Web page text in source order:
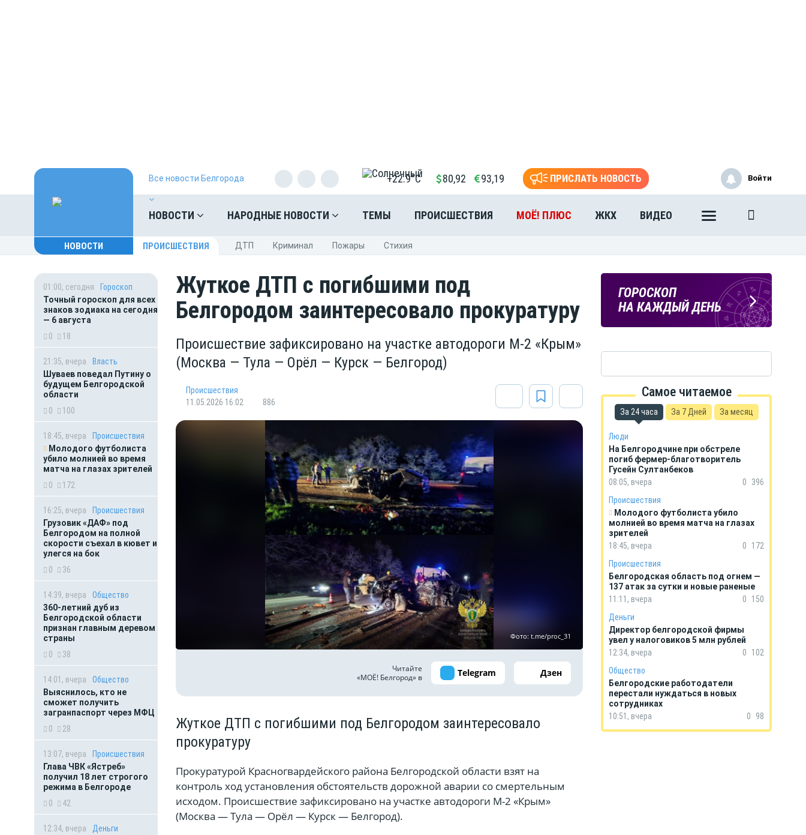
Все новости Белгорода +22.9°C 80,92 93,19 ПРИСЛАТЬ НОВОСТЬ
НОВОСТИ НАРОДНЫЕ НОВОСТИ ТЕМЫ ПРОИСШЕСТВИЯ МОЁ! ПЛЮС ЖКХ ВИДЕО
Войти
НОВОСТИ ПРОИСШЕСТВИЯ ДТП Криминал Пожары Стихия
01:00, сегодня
Гороскоп
Точный гороскоп для всех
знаков зодиака на сегодня
— 6 августа
0
18
21:35, вчера
Власть
Шуваев поведал Путину о
будущем Белгородской
области
0
100
18:45, вчера
Происшествия
Молодого футболиста
убило молнией во время
матча на глазах зрителей
0
172
16:25, вчера
Происшествия
Грузовик «ДАФ» под
Белгородом на полной
скорости съехал в кювет и
улегся на бок
0
36
14:39, вчера
Общество
360-летний дуб из
Белгородской области
признан главным деревом
страны
0
38
14:01, вчера
Общество
Выяснилось, кто не
сможет получить
загранпаспорт через МФЦ
0
28
13:07, вчера
Происшествия
Глава ЧВК «Ястреб»
получил 18 лет строгого
режима в Белгороде
0
42
12:34, вчера
Деньги
Жуткое ДТП с погибшими под
Белгородом заинтересовало прокуратуру
Происшествие зафиксировано на участке автодороги М-2 «Крым»
(Москва — Тула — Орёл — Курск — Белгород)
Происшествия
11.05.2026 16:02
886
Фото: t.me/proc_31
Читайте
«МОЁ! Белгород» в
Telegram Дзен
Жуткое ДТП с погибшими под Белгородом заинтересовало
прокуратуру
Прокуратурой Красногвардейского района Белгородской области взят на
контроль ход установления обстоятельств дорожной аварии со смертельным
исходом. Происшествие зафиксировано на участке автодороги М-2 «Крым»
(Москва — Тула — Орёл — Курск — Белгород).
ГОРОСКОП
НА КАЖДЫЙ ДЕНЬ
ПОГОДА
В БЕЛГОРОДЕ
Подпишись
на тг-канал
«МОЁ! Белгород»
Самое читаемое
За 24 часа За 7 Дней За месяц
Люди
На Белгородчине при обстреле
погиб фермер-благотворитель
Гусейн Султанбеков
08:05, вчера
0
396
Происшествия
Молодого футболиста убило
молнией во время матча на глазах
зрителей
18:45, вчера
0
172
Происшествия
Белгородская область под огнем —
137 атак за сутки и новые раненые
11:11, вчера
0
150
Деньги
Директор белгородской фирмы
увел у налоговиков 5 млн рублей
12:34, вчера
0
102
Общество
Белгородские работодатели
перестали нуждаться в новых
сотрудниках
10:51, вчера
0 98